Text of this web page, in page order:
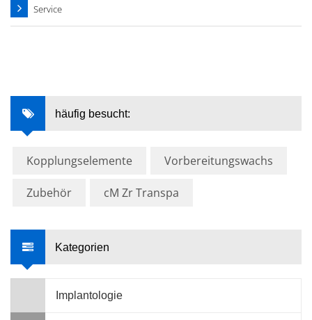
Service
häufig besucht:
Kopplungselemente Vorbereitungswachs
Zubehör cM Zr Transpa
Kategorien
Implantologie